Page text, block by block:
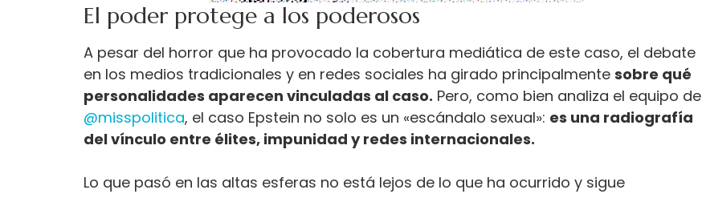
El poder protege a los poderosos
A pesar del horror que ha provocado la cobertura mediática de este caso, el debate
en los medios tradicionales y en redes sociales ha girado principalmente sobre qué
personalidades aparecen vinculadas al caso. Pero, como bien analiza el equipo de
@misspolitica, el caso Epstein no solo es un «escándalo sexual»: es una radiografía
del vínculo entre élites, impunidad y redes internacionales.
Lo que pasó en las altas esferas no está lejos de lo que ha ocurrido y sigue